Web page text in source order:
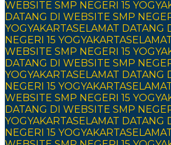
WEBSITE SMP NEGERI 15
DATANG DI WEBSITE SMP
YOGYAKARTASELAMAT DATANG
NEGERI 15 YOGYAKARTA
WEBSITE SMP NEGERI 15
DATANG DI WEBSITE SMP
YOGYAKARTASELAMAT DATANG
NEGERI 15 YOGYAKARTA
WEBSITE SMP NEGERI 15
DATANG DI WEBSITE SMP
YOGYAKARTASELAMAT DATANG
NEGERI 15 YOGYAKARTA